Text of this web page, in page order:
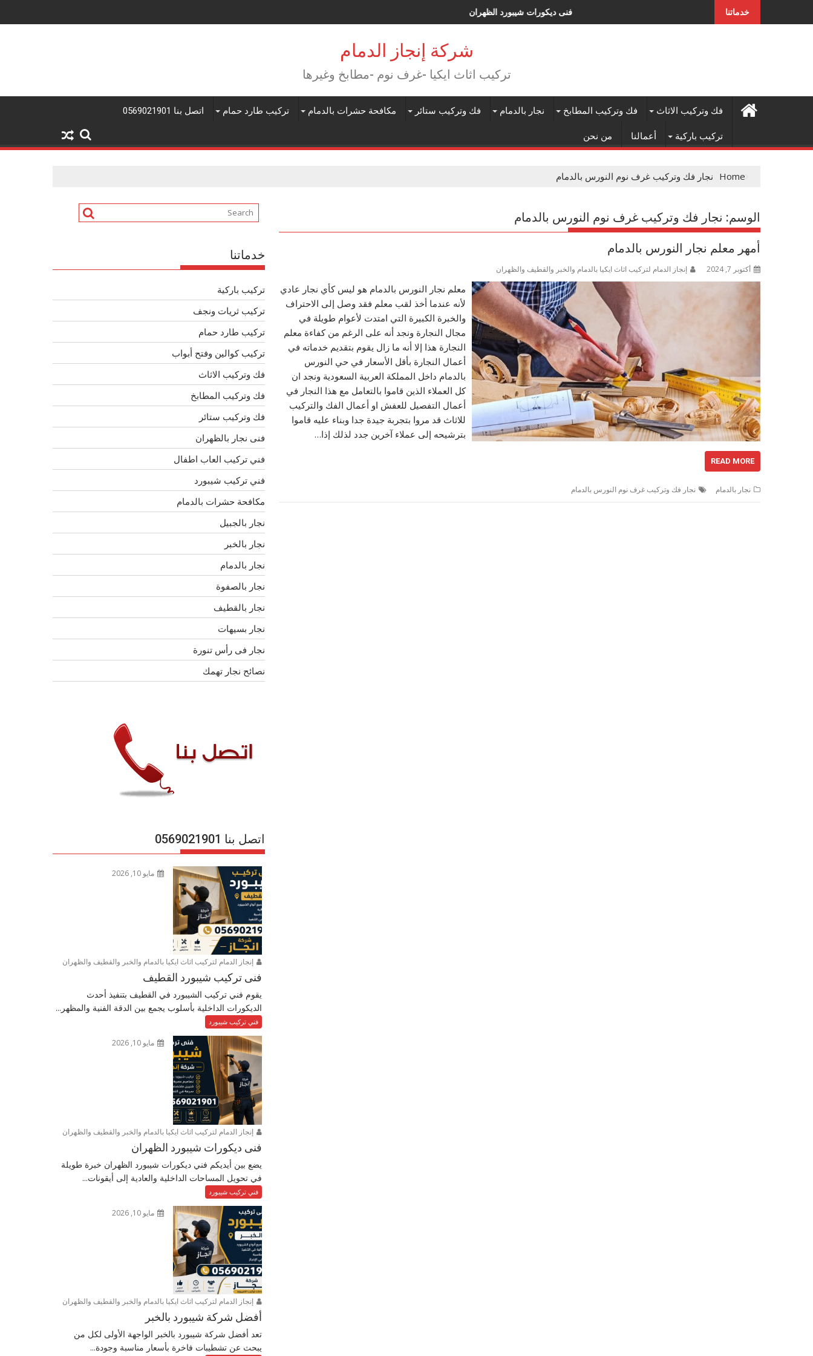
to
خدماتنا فنى ديكورات شيبورد الظهران أفضل شركة شيبورد بالخبر
شركة إنجاز الدمام
تركيب اثاث ايكيا -غرف نوم -مطابخ وغيرها
فك وتركيب الاثاث فك وتركيب المطابخ نجار بالدمام فك وتركيب ستائر مكافحة حشرات بالدمام تركيب طارد حمام اتصل بنا 0569021901
تركيب باركية أعمالنا من نحن
Home نجار فك وتركيب غرف نوم النورس بالدمام
الوسم: نجار فك وتركيب غرف نوم النورس بالدمام
أمهر معلم نجار النورس بالدمام
أكتوبر 7, 2024 إنجاز الدمام لتركيب اثاث ايكيا بالدمام والخبر والقطيف والظهران
معلم نجار النورس بالدمام هو ليس كأي نجار عادي
لأنه عندما أخذ لقب معلم فقد وصل إلى الاحتراف
والخبرة الكبيرة التي امتدت لأعوام طويلة في
مجال النجارة ونجد أنه على الرغم من كفاءة معلم
النجارة هذا إلا أنه ما زال يقوم بتقديم خدماته في
أعمال النجارة بأقل الأسعار في حي النورس
بالدمام داخل المملكة العربية السعودية ونجد ان
كل العملاء الذين قاموا بالتعامل مع هذا النجار في
أعمال التفصيل للعفش او أعمال الفك والتركيب
للاثاث قد مروا بتجربة جيدة جدا وبناء عليه قاموا
بترشيحه إلى عملاء آخرين جدد لذلك إذا…
READ MORE
نجار بالدمام نجار فك وتركيب غرف نوم النورس بالدمام
خدماتنا
تركيب باركية
تركيب ثريات ونجف
تركيب طارد حمام
تركيب كوالين وفتح أبواب
فك وتركيب الاثاث
فك وتركيب المطابخ
فك وتركيب ستائر
فنى نجار بالظهران
فني تركيب العاب اطفال
فني تركيب شيبورد
مكافحة حشرات بالدمام
نجار بالجبيل
نجار بالخبر
نجار بالدمام
نجار بالصفوة
نجار بالقطيف
نجار بسيهات
نجار فى رأس تنورة
نصائح نجار تهمك
اتصل بنا 0569021901
مايو 10, 2026
إنجاز الدمام لتركيب اثاث ايكيا بالدمام والخبر والقطيف والظهران
فنى تركيب شيبورد القطيف
يقوم فني تركيب الشيبورد في القطيف بتنفيذ أحدث
الديكورات الداخلية بأسلوب يجمع بين الدقة الفنية والمظهر...
فني تركيب شيبورد
مايو 10, 2026
إنجاز الدمام لتركيب اثاث ايكيا بالدمام والخبر والقطيف والظهران
فنى ديكورات شيبورد الظهران
يضع بين أيديكم فني ديكورات شيبورد الظهران خبرة طويلة
في تحويل المساحات الداخلية والعادية إلى أيقونات...
فني تركيب شيبورد
مايو 10, 2026
إنجاز الدمام لتركيب اثاث ايكيا بالدمام والخبر والقطيف والظهران
أفضل شركة شيبورد بالخبر
تعد أفضل شركة شيبورد بالخبر الواجهة الأولى لكل من
يبحث عن تشطيبات فاخرة بأسعار مناسبة وجودة...